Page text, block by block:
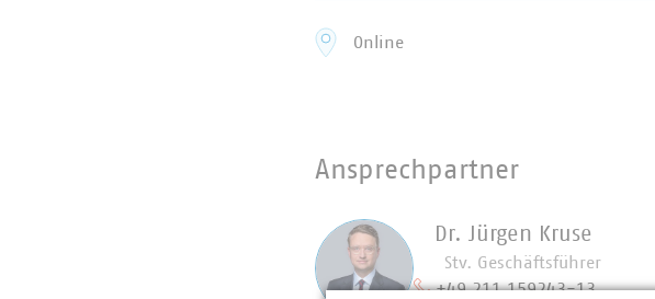
Online
Ansprechpartner
Dr. Jürgen Kruse
Stv. Geschäftsführer
+49 211 159243-13